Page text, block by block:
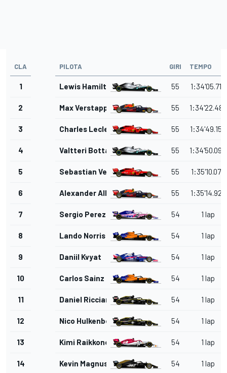
CLA PILOTA GIRI TEMPO
1 Lewis Hamilton 55 1:34'05.715
2 Max Verstappen 55 1:34'22.487
3 Charles Leclerc 55 1:34'49.150
4 Valtteri Bottas 55 1:34'50.094
5 Sebastian Vettel 55 1:35'10.072
6 Alexander Albon 55 1:35'14.920
7 Sergio Perez 54 1 lap
8 Lando Norris 54 1 lap
9 Daniil Kvyat 54 1 lap
10 Carlos Sainz Jr. 54 1 lap
11 Daniel Ricciardo 54 1 lap
12 Nico Hulkenberg 54 1 lap
13 Kimi Raikkonen 54 1 lap
14 Kevin Magnussen 54 1 lap